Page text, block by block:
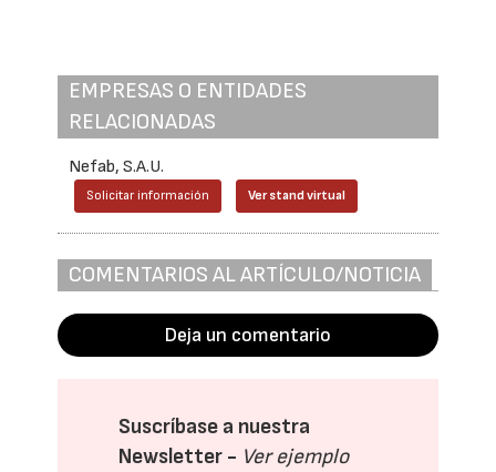
EMPRESAS O ENTIDADES
RELACIONADAS
Nefab, S.A.U.
Solicitar información Ver stand virtual
COMENTARIOS AL ARTÍCULO/NOTICIA
Deja un comentario
Suscríbase a nuestra
Newsletter - Ver ejemplo